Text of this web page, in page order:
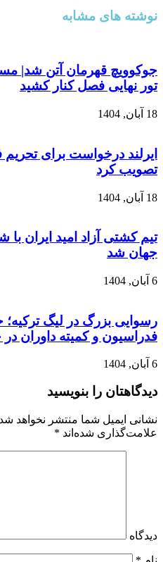
نوشته های مشابه
تور نهایی فصل کنار کشید
18 آبان, 1404
ایرلند درخواست برای تحریم
تصویب کرد
18 آبان, 1404
تیم کشتی آزاد امید ایران
جهان شد
6 آبان, 1404
رسوایی بزرگ در لیگ ترکیه؛
فدراسیون و کمیته داوران
6 آبان, 1404
دیدگاهتان را بنویسید
نشانی ایمیل شما منتشر نخواهد
علامت‌گذاری شده‌اند *
دیدگاه